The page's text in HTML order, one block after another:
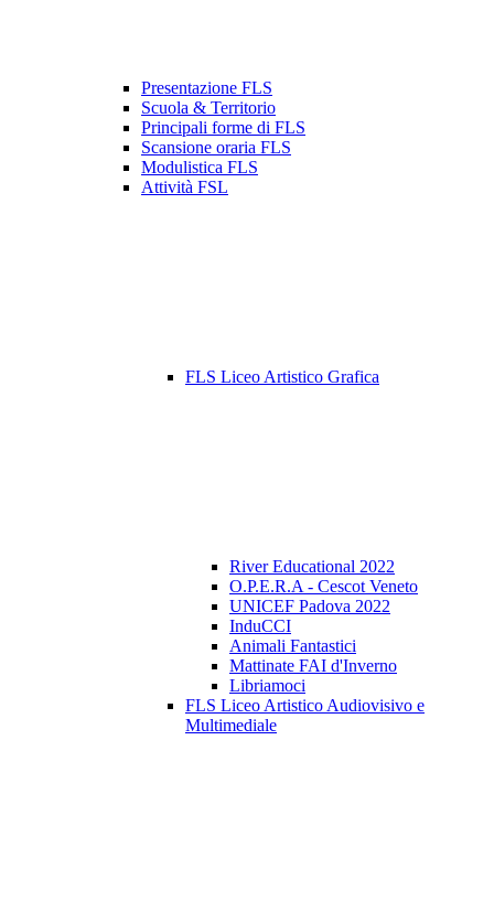
Presentazione FLS
Scuola & Territorio
Principali forme di FLS
Scansione oraria FLS
Modulistica FLS
Attività FSL
FLS Liceo Artistico Grafica
River Educational 2022
O.P.E.R.A - Cescot Veneto
UNICEF Padova 2022
InduCCI
Animali Fantastici
Mattinate FAI d'Inverno
Libriamoci
FLS Liceo Artistico Audiovisivo e
Multimediale